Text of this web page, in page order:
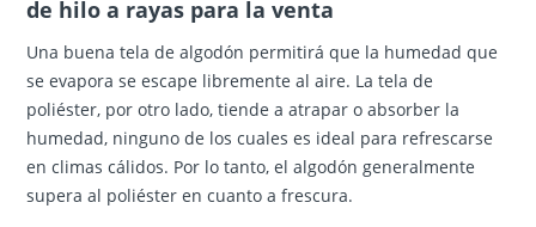
de hilo a rayas para la venta
Una buena tela de algodón permitirá que la humedad que
se evapora se escape libremente al aire. La tela de
poliéster, por otro lado, tiende a atrapar o absorber la
humedad, ninguno de los cuales es ideal para refrescarse
en climas cálidos. Por lo tanto, el algodón generalmente
supera al poliéster en cuanto a frescura.